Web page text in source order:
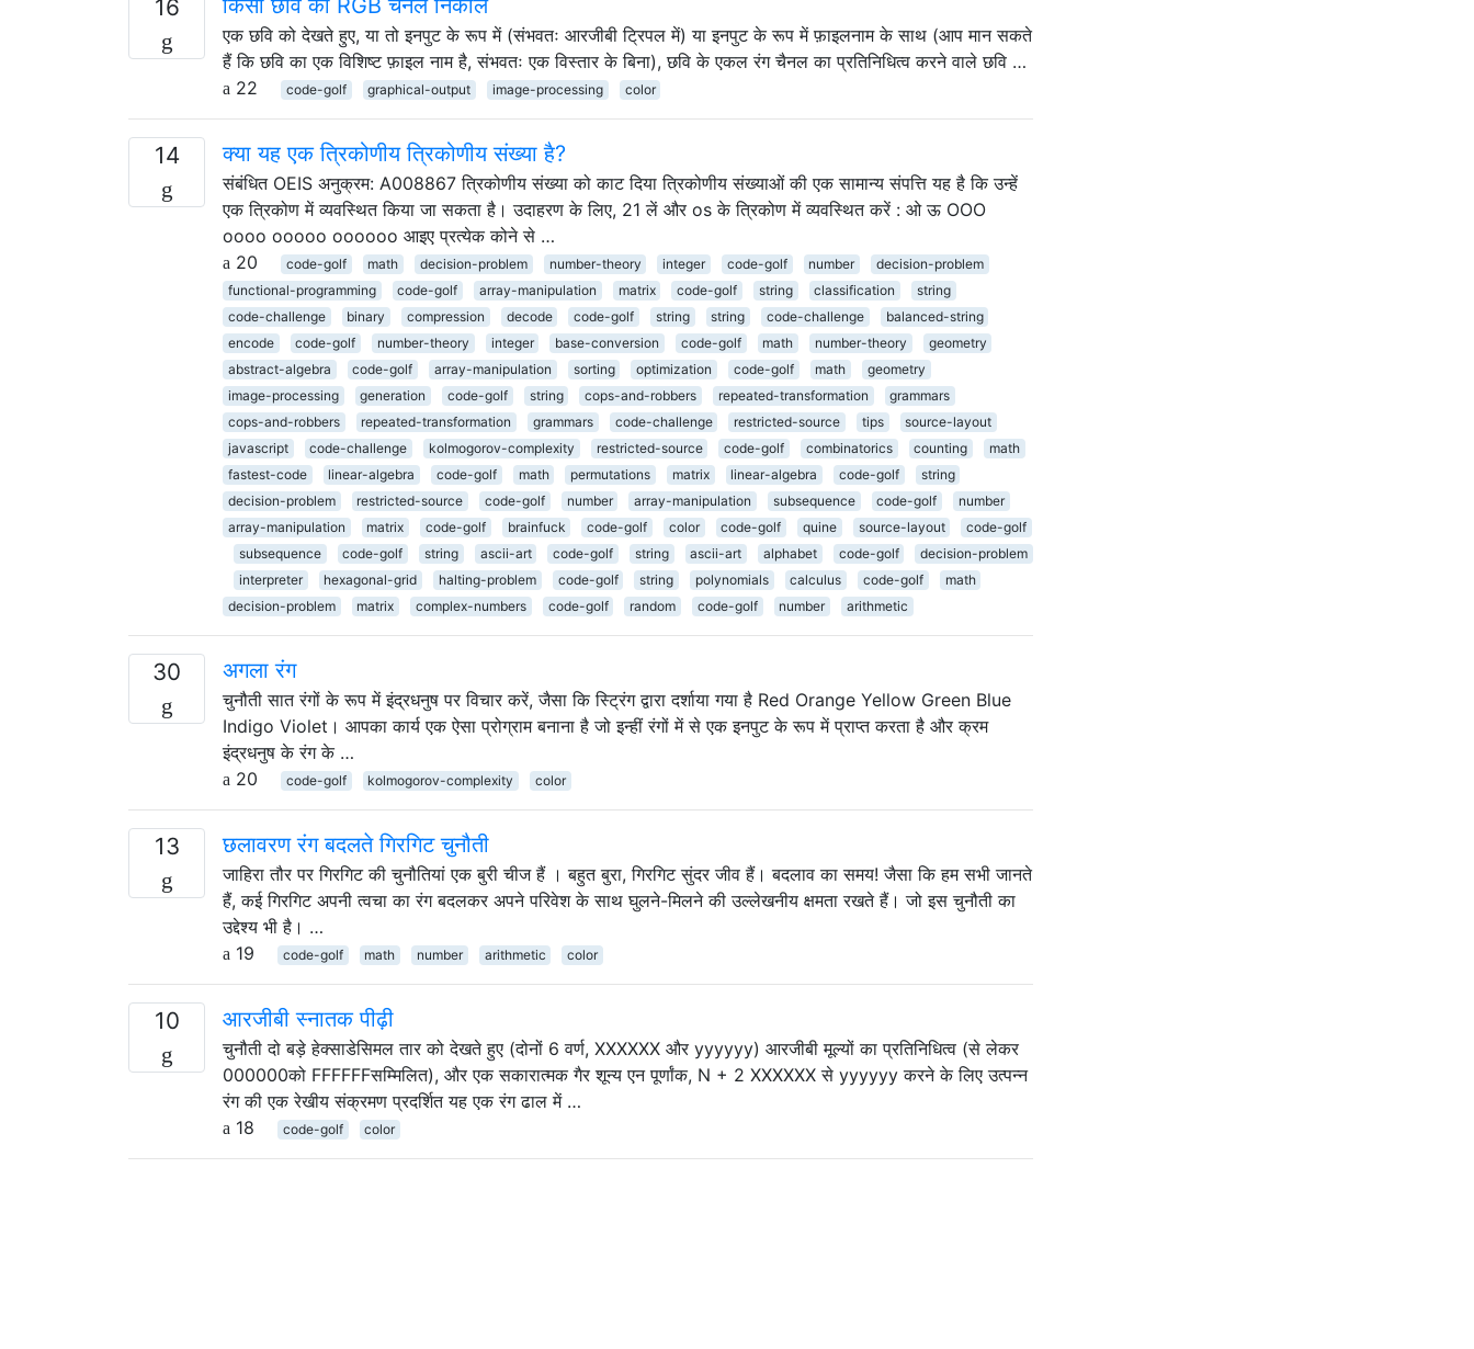
16
एक छवि को देखते हुए, या तो इनपुट के रूप में (संभवतः आरजीबी ट्रिपल में) या इनपुट के रूप में फ़ाइलनाम के साथ (आप मान सकते
हैं कि छवि का एक विशिष्ट फ़ाइल नाम है, संभवतः एक विस्तार के बिना), छवि के एकल रंग चैनल का प्रतिनिधित्व करने वाले छवि …
22
code-golf graphical-output image-processing color
14 क्या यह एक त्रिकोणीय त्रिकोणीय संख्या है?
संबंधित OEIS अनुक्रम: A008867 त्रिकोणीय संख्या को काट दिया त्रिकोणीय संख्याओं की एक सामान्य संपत्ति यह है कि उन्हें
एक त्रिकोण में व्यवस्थित किया जा सकता है। उदाहरण के लिए, 21 लें और os के त्रिकोण में व्यवस्थित करें : ओ ऊ OOO
oooo ooooo oooooo आइए प्रत्येक कोने से …
20
code-golf math decision-problem number-theory integer code-golf number
decision-problem
functional-programming
code-golf array-manipulation matrix code-golf string classification
string
code-challenge
binary compression decode code-golf string string code-challenge
balanced-string
encode
code-golf number-theory integer base-conversion code-golf math number-theory
geometry
abstract-algebra
code-golf array-manipulation sorting optimization code-golf math
geometry
image-processing
generation code-golf string cops-and-robbers repeated-transformation
grammars
cops-and-robbers
repeated-transformation grammars code-challenge restricted-source tips
source-layout
javascript
code-challenge kolmogorov-complexity restricted-source code-golf combinatorics counting
math
fastest-code
linear-algebra code-golf math permutations matrix linear-algebra code-golf
string
decision-problem
restricted-source code-golf number array-manipulation subsequence code-golf
number
array-manipulation
matrix code-golf brainfuck code-golf color code-golf quine source-layout
code-golf
subsequence
code-golf string ascii-art code-golf string ascii-art alphabet code-golf
decision-problem
interpreter
hexagonal-grid halting-problem code-golf string polynomials calculus code-golf
math
decision-problem
matrix complex-numbers code-golf random code-golf number arithmetic
30 अगला रंग
चुनौती सात रंगों के रूप में इंद्रधनुष पर विचार करें, जैसा कि स्ट्रिंग द्वारा दर्शाया गया है Red Orange Yellow Green Blue
Indigo Violet। आपका कार्य एक ऐसा प्रोग्राम बनाना है जो इन्हीं रंगों में से एक इनपुट के रूप में प्राप्त करता है और क्रम
इंद्रधनुष के रंग के …
20
code-golf kolmogorov-complexity color
13 छलावरण रंग बदलते गिरगिट चुनौती
जाहिरा तौर पर गिरगिट की चुनौतियां एक बुरी चीज हैं । बहुत बुरा, गिरगिट सुंदर जीव हैं। बदलाव का समय! जैसा कि हम सभी जानते
हैं, कई गिरगिट अपनी त्वचा का रंग बदलकर अपने परिवेश के साथ घुलने-मिलने की उल्लेखनीय क्षमता रखते हैं। जो इस चुनौती का
उद्देश्य भी है। …
19
code-golf math number arithmetic color
10 आरजीबी स्नातक पीढ़ी
चुनौती दो बड़े हेक्साडेसिमल तार को देखते हुए (दोनों 6 वर्ण, XXXXXX और yyyyyy) आरजीबी मूल्यों का प्रतिनिधित्व (से लेकर
000000को FFFFFFसम्मिलित), और एक सकारात्मक गैर शून्य एन पूर्णांक, N + 2 XXXXXX से yyyyyy करने के लिए उत्पन्न
रंग की एक रेखीय संक्रमण प्रदर्शित यह एक रंग ढाल में …
18
code-golf color